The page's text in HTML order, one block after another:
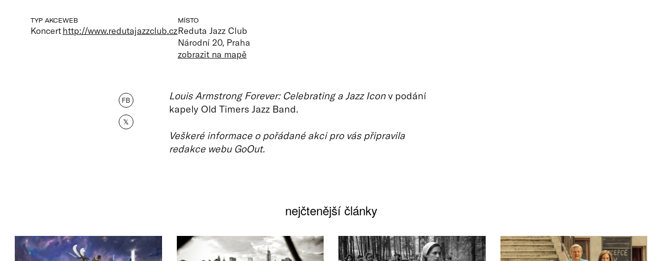
TYP AKCE
Koncert
WEB
http://www.redutajazzclub.cz
MÍSTO
Reduta Jazz Club
Národní 20, Praha
zobrazit na mapě
FB
𝕏
Louis Armstrong Forever: Celebrating a Jazz Iconv podání
kapely Old Timers Jazz Band.
Veškeré informace o pořádané akci pro vás připravila
redakce webu GoOut.
nejčtenější články